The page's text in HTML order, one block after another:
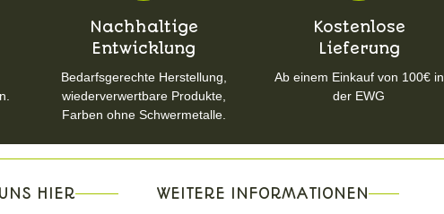
Nachhaltige
Entwicklung
Bedarfsgerechte Herstellung,
wiederverwertbare Produkte,
Farben ohne Schwermetalle.
Kostenlose
Lieferung
Ab einem Einkauf von 100€ in
der EWG
HIER WEITERE INFORMATIONEN